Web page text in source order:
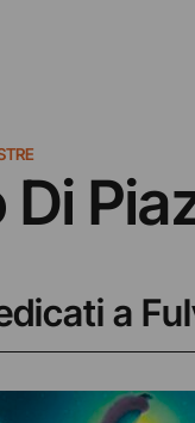
Di
a